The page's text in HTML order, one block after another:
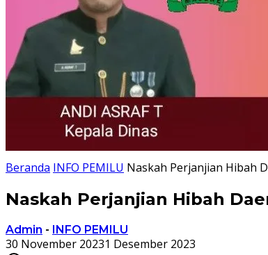
Beranda INFO PEMILU Naskah Perjanjian Hibah
Naskah Perjanjian Hibah
Admin - INFO PEMILU
30 November 20231 Desember 2023